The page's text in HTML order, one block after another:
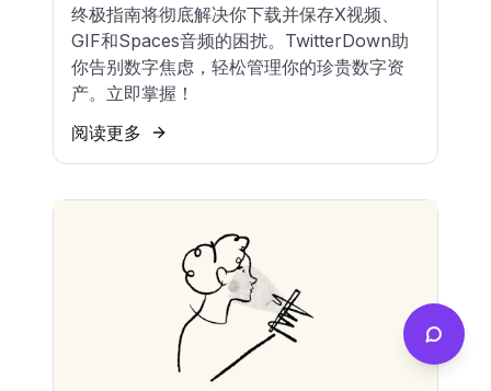
终极指南将彻底解决你下载并保存X视频、
GIF和Spaces音频的困扰。TwitterDown助
你告别数字焦虑，轻松管理你的珍贵数字资
产。立即掌握！
阅读更多
Send